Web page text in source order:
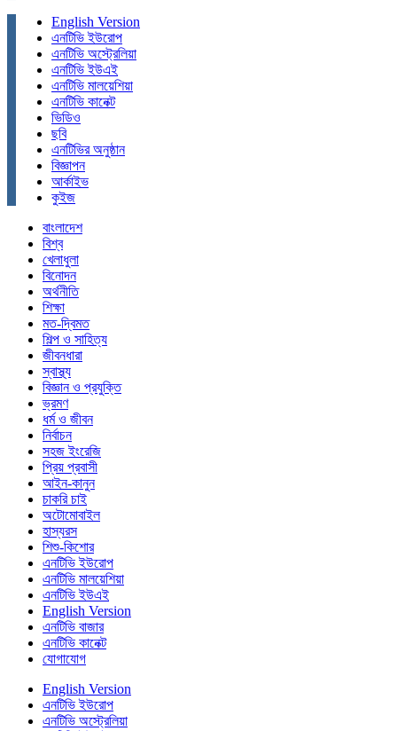
English Version
এনটিভি ইউরোপ
এনটিভি অস্ট্রেলিয়া
এনটিভি ইউএই
এনটিভি মালয়েশিয়া
এনটিভি কানেক্ট
ভিডিও
ছবি
এনটিভির অনুষ্ঠান
বিজ্ঞাপন
আর্কাইভ
কুইজ
বাংলাদেশ
বিশ্ব
খেলাধুলা
বিনোদন
অর্থনীতি
শিক্ষা
মত-দ্বিমত
শিল্প ও সাহিত্য
জীবনধারা
স্বাস্থ্য
বিজ্ঞান ও প্রযুক্তি
ভ্রমণ
ধর্ম ও জীবন
নির্বাচন
সহজ ইংরেজি
প্রিয় প্রবাসী
আইন-কানুন
চাকরি চাই
অটোমোবাইল
হাস্যরস
শিশু-কিশোর
এনটিভি ইউরোপ
এনটিভি মালয়েশিয়া
এনটিভি ইউএই
English Version
এনটিভি বাজার
এনটিভি কানেক্ট
যোগাযোগ
English Version
এনটিভি ইউরোপ
এনটিভি অস্ট্রেলিয়া